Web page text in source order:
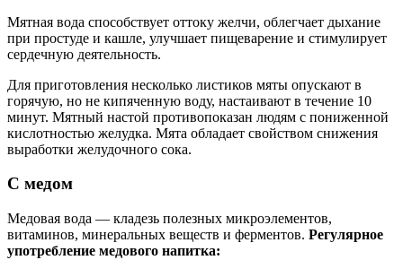
Мятная вода способствует оттоку желчи, облегчает дыхание
при простуде и кашле, улучшает пищеварение и стимулирует
сердечную деятельность.
Для приготовления несколько листиков мяты опускают в
горячую, но не кипяченную воду, настаивают в течение 10
минут. Мятный настой противопоказан людям с пониженной
кислотностью желудка. Мята обладает свойством снижения
выработки желудочного сока.
С медом
Медовая вода — кладезь полезных микроэлементов,
витаминов, минеральных веществ и ферментов. Регулярное
употребление медового напитка: